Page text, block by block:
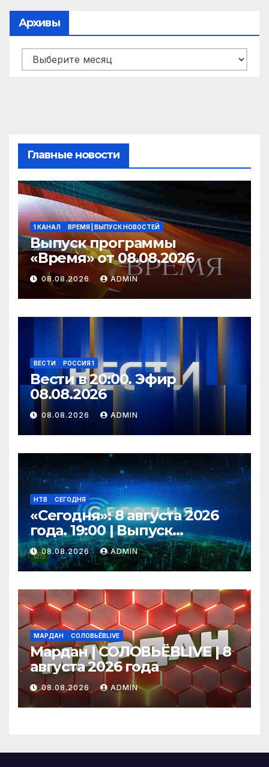
Архивы
Архивы
Главные новости
1 КАНАЛ ВРЕМЯ | ВЫПУСК НОВОСТЕЙ
Выпуск программы
«Время» от 08.08.2026
08.08.2026 ADMIN
ВЕСТИ РОССИЯ 1
Вести в 20:00. Эфир
08.08.2026
08.08.2026 ADMIN
НТВ СЕГОДНЯ
«Сегодня»: 8 августа 2026
года. 19:00 | Выпуск
новостей | Новости НТВ
08.08.2026 ADMIN
МАРДАН СОЛОВЬЁВLIVE
Мардан | СОЛОВЬЁВLIVE | 8
августа 2026 года
08.08.2026 ADMIN